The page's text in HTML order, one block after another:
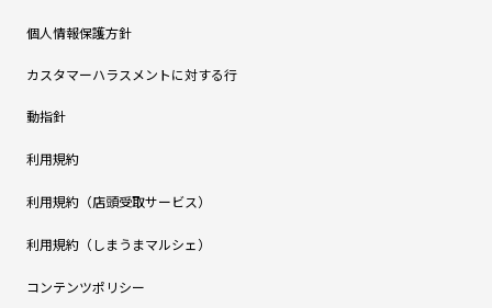
個人情報保護方針
カスタマーハラスメントに対する行
動指針
利用規約
利用規約（店頭受取サービス）
利用規約（しまうまマルシェ）
コンテンツポリシー